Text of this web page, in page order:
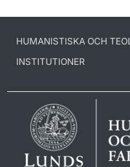
HUMANISTISKA OCH
INSTITUTIONER